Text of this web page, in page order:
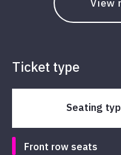
View
Ticket type
Seating
Front row seats